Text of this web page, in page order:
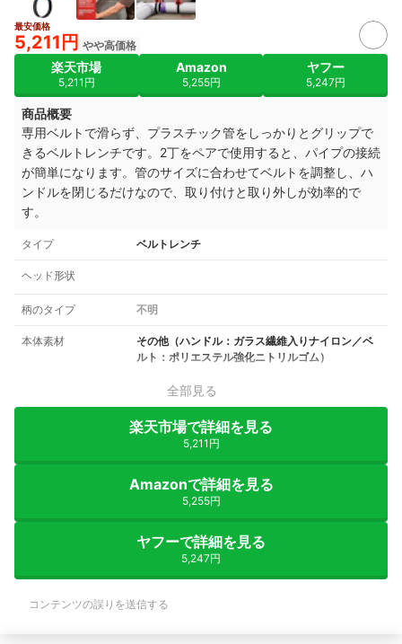
最安価格
5,211円 やや高価格
楽天市場
5,211円
Amazon
5,255円
ヤフー
5,247円
商品概要
専用ベルトで滑らず、プラスチック管をしっかりとグリップで
きるベルトレンチです。 2丁をペアで使用すると、パイプの接続
が簡単になります。 管のサイズに合わせてベルトを調整し、ハ
ンドルを閉じるだけなので、取り付けと取り外しが効率的で
す。
タイプ ベルトレンチ
ヘッド形状
柄のタイプ 不明
本体素材
その他（ハンドル：ガラス繊維入りナイロン／ベ
ルト：ポリエステル強化ニトリルゴム）
全部見る
楽天市場で詳細を見る
5,211円
Amazonで詳細を見る
5,255円
ヤフーで詳細を見る
5,247円
コンテンツの誤りを送信する